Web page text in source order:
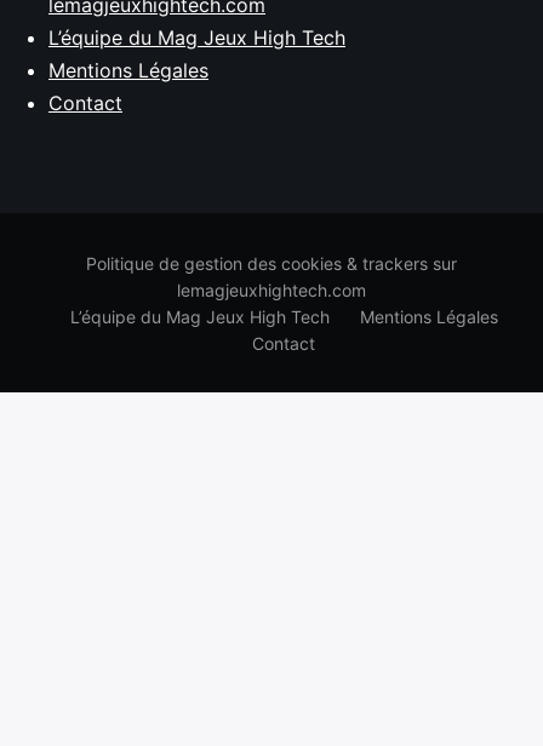
lemagjeuxhightech.com
L’équipe du Mag Jeux High Tech
Mentions Légales
Contact
Politique de gestion des cookies & trackers sur
lemagjeuxhightech.com
L’équipe du Mag Jeux High Tech
Mentions Légales
Contact